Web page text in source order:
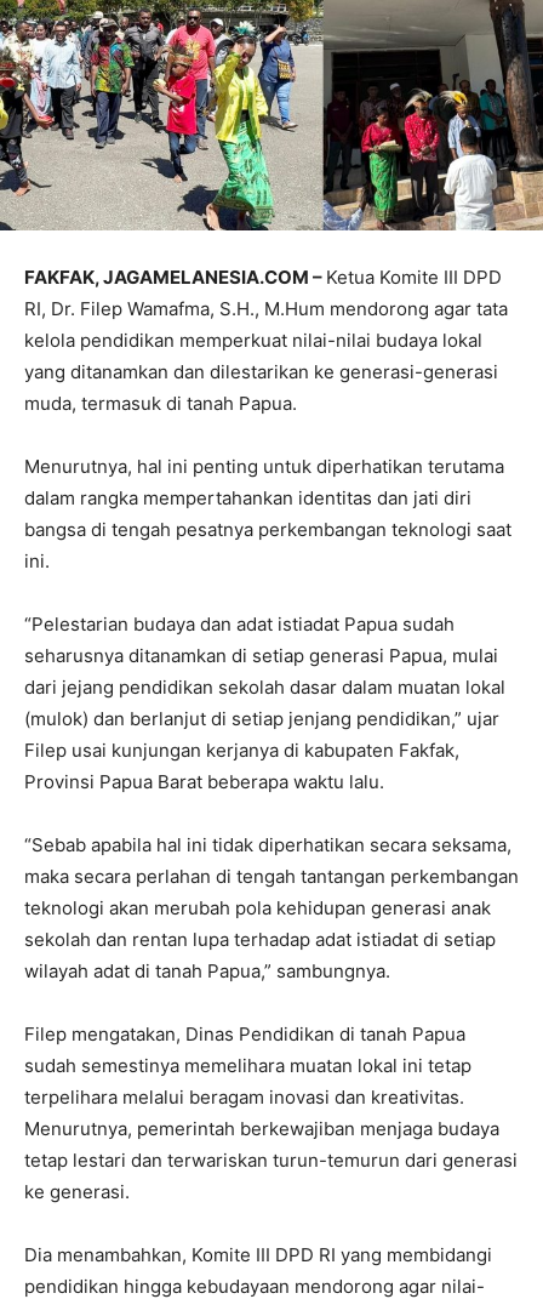
FAKFAK, JAGAMELANESIA.COM – Ketua Komite III DPD
RI, Dr. Filep Wamafma, S.H., M.Hum mendorong agar tata
kelola pendidikan memperkuat nilai-nilai budaya lokal
yang ditanamkan dan dilestarikan ke generasi-generasi
muda, termasuk di tanah Papua.
Menurutnya, hal ini penting untuk diperhatikan terutama
dalam rangka mempertahankan identitas dan jati diri
bangsa di tengah pesatnya perkembangan teknologi saat
ini.
“Pelestarian budaya dan adat istiadat Papua sudah
seharusnya ditanamkan di setiap generasi Papua, mulai
dari jejang pendidikan sekolah dasar dalam muatan lokal
(mulok) dan berlanjut di setiap jenjang pendidikan,” ujar
Filep usai kunjungan kerjanya di kabupaten Fakfak,
Provinsi Papua Barat beberapa waktu lalu.
“Sebab apabila hal ini tidak diperhatikan secara seksama,
maka secara perlahan di tengah tantangan perkembangan
teknologi akan merubah pola kehidupan generasi anak
sekolah dan rentan lupa terhadap adat istiadat di setiap
wilayah adat di tanah Papua,” sambungnya.
Filep mengatakan, Dinas Pendidikan di tanah Papua
sudah semestinya memelihara muatan lokal ini tetap
terpelihara melalui beragam inovasi dan kreativitas.
Menurutnya, pemerintah berkewajiban menjaga budaya
tetap lestari dan terwariskan turun-temurun dari generasi
ke generasi.
Dia menambahkan, Komite III DPD RI yang membidangi
pendidikan hingga kebudayaan mendorong agar nilai-